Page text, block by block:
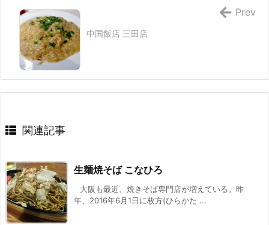
中国飯店 三田店
Prev
関連記事
生麺焼そば こなひろ
大阪も最近、焼きそば専門店が増えている。昨
年、2016年6月1日に枚方(ひらかた ...